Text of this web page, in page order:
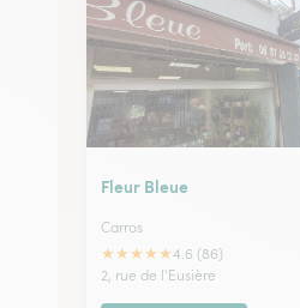
Fleur Bleue
Carros
★★★★★4.6 (86)
2, rue de l'Eusière